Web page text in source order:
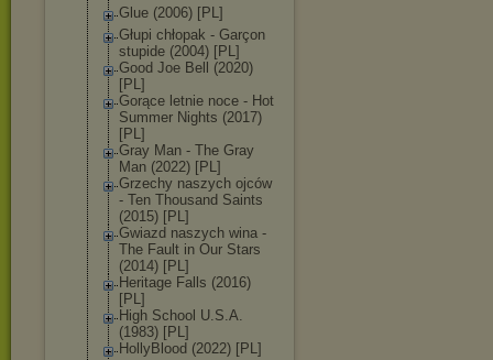
Glue (2006) [PL]
Głupi chłopak - Garçon
stupide (2004) [PL]
Good Joe Bell (2020)
[PL]
Gorące letnie noce - Hot
Summer Nights (2017)
[PL]
Gray Man - The Gray
Man (2022) [PL]
Grzechy naszych ojców
- Ten Thousand Saints
(2015) [PL]
Gwiazd naszych wina -
The Fault in Our Stars
(2014) [PL]
Heritage Falls (2016)
[PL]
High School U.S.A.
(1983) [PL]
HollyBlood (2022) [PL]